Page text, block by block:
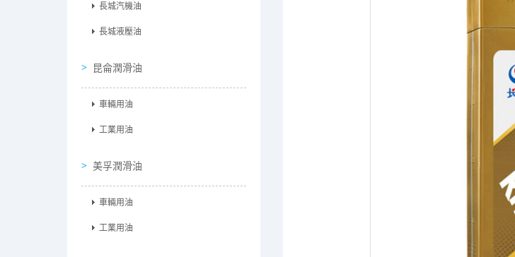
長城汽機油
長城液壓油
昆侖潤滑油
車輛用油
工業用油
美孚潤滑油
車輛用油
工業用油